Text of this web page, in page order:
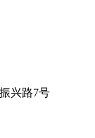
兴路7号